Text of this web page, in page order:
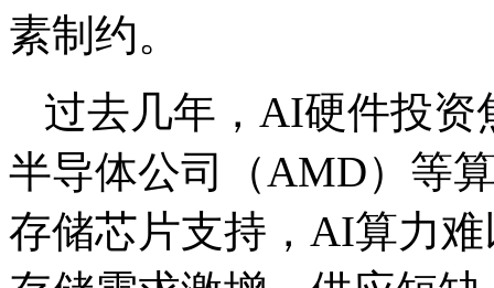
素制约。
过去几年，AI硬件投资
半导体公司（AMD）等
存储芯片支持，AI算力